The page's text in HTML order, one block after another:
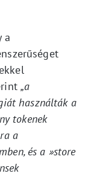
a
„a
használták a
tokenek
a
és a »store